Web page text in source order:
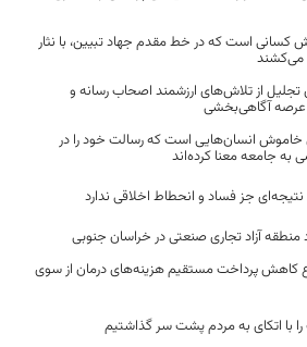
کسانی است که در خط مقدم جهاد تبیین، با نثار
می‌کشند
تجلیل از تلاش‌های ارزشمند اصحاب رسانه و
عرصه آگاهی‌بخشی
خاموش انسان‌هایی است که رسالت خود را در
جامعه معنا کرده‌اند
جز فساد و انحطاط اخلاقی ندارد
منطقه آزاد تجاری صنعتی در خراسان جنوبی
کاهش پرداخت مستقیم هزینه‌های درمان از سوی
با اتکای به مردم پشت سر گذاشتیم